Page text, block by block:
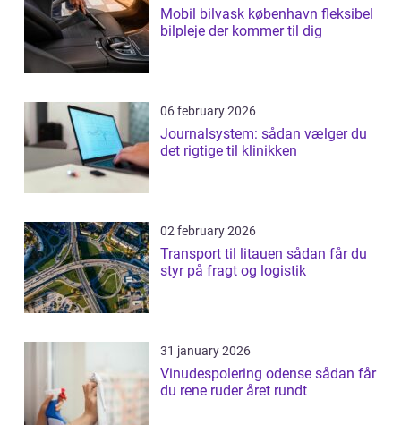
Mobil bilvask københavn fleksibel
bilpleje der kommer til dig
06 february 2026
Journalsystem: sådan vælger du
det rigtige til klinikken
02 february 2026
Transport til litauen sådan får du
styr på fragt og logistik
31 january 2026
Vinudespolering odense sådan får
du rene ruder året rundt